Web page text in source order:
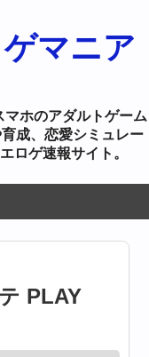
マニア
ホのアダルトゲーム
成、恋愛シミュレー
ロゲ速報サイト。
PLAY